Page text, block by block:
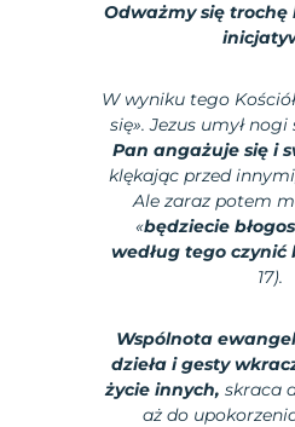
Odważmy się
W wyniku tego
się». Jezus umył
Pan angażuje się i
klękając przed
Ale zaraz potem
«będziecie
według tego czynić
17).
Wspólnota
dzieła i gesty
życie innych, skraca
aż do